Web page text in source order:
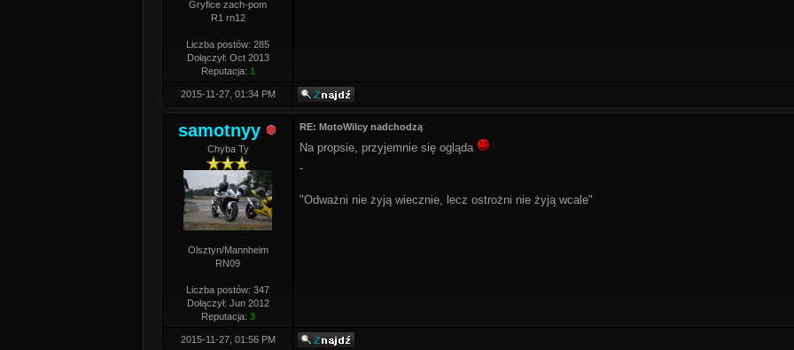
Gryfice zach-pom
R1 rn12
Liczba postów: 285
Dołączył: Oct 2013
Reputacja: 1
2015-11-27, 01:34 PM
samotnyy
Chyba Ty
Olsztyn/Mannheim
RN09
Liczba postów: 347
Dołączył: Jun 2012
Reputacja: 3
RE: MotoWilcy nadchodzą
Na propsie, przyjemnie się ogląda
-
"Odważni nie żyją wiecznie, lecz ostrożni nie żyją wcale"
2015-11-27, 01:56 PM